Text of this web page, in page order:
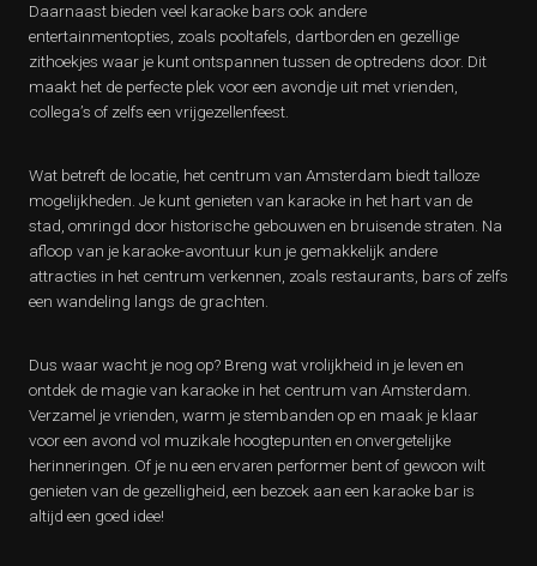
Daarnaast bieden veel karaoke bars ook andere
entertainmentopties, zoals pooltafels, dartborden en gezellige
zithoekjes waar je kunt ontspannen tussen de optredens door. Dit
maakt het de perfecte plek voor een avondje uit met vrienden,
collega’s of zelfs een vrijgezellenfeest.
Wat betreft de locatie, het centrum van Amsterdam biedt talloze
mogelijkheden. Je kunt genieten van karaoke in het hart van de
stad, omringd door historische gebouwen en bruisende straten. Na
afloop van je karaoke-avontuur kun je gemakkelijk andere
attracties in het centrum verkennen, zoals restaurants, bars of zelfs
een wandeling langs de grachten.
Dus waar wacht je nog op? Breng wat vrolijkheid in je leven en
ontdek de magie van karaoke in het centrum van Amsterdam.
Verzamel je vrienden, warm je stembanden op en maak je klaar
voor een avond vol muzikale hoogtepunten en onvergetelijke
herinneringen. Of je nu een ervaren performer bent of gewoon wilt
genieten van de gezelligheid, een bezoek aan een karaoke bar is
altijd een goed idee!